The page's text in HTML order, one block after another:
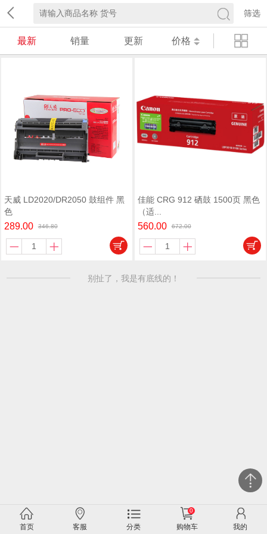
筛选
最新 销量 更新 价格
天威 LD2020/DR2050 鼓组件 黑
色
289.00 346.80
佳能 CRG 912 硒鼓 1500页 黑色
（适...
560.00 672.00
别扯了，我是有底线的！
首页 客服 分类
0
购物车 我的
关闭